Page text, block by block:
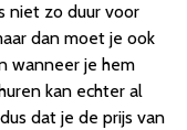
niet zo duur voor
dan moet je ook
wanneer je hem
kan echter al
dat je de prijs van